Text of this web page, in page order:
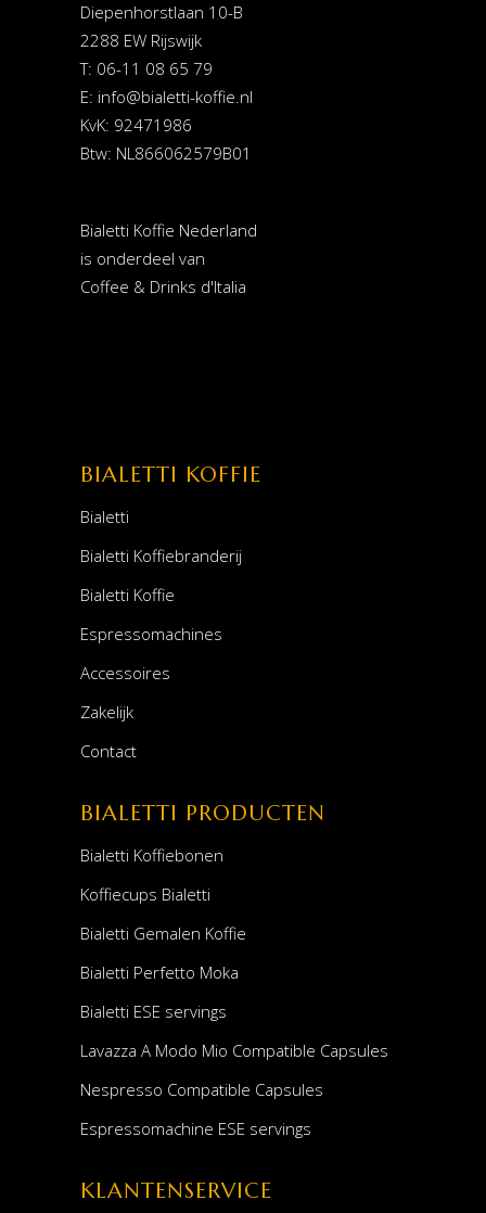
Diepenhorstlaan 10-B
2288 EW Rijswijk
T: 06-11 08 65 79
E: info@bialetti-koffie.nl
KvK: 92471986
Btw: NL866062579B01
Bialetti Koffie Nederland
is onderdeel van
Coffee & Drinks d'Italia
BIALETTI KOFFIE
Bialetti
Bialetti Koffiebranderij
Bialetti Koffie
Espressomachines
Accessoires
Zakelijk
Contact
BIALETTI PRODUCTEN
Bialetti Koffiebonen
Koffiecups Bialetti
Bialetti Gemalen Koffie
Bialetti Perfetto Moka
Bialetti ESE servings
Lavazza A Modo Mio Compatible Capsules
Nespresso Compatible Capsules
Espressomachine ESE servings
KLANTENSERVICE